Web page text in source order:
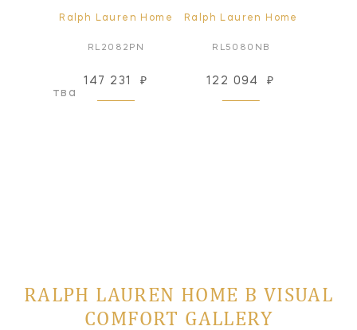
Ralph Lauren Home
RL2082PN
147 231 ₽
Ralph Lauren Home
RL5080NB
122 094 ₽
RALPH LAUREN HOME В VISUAL
COMFORT GALLERY